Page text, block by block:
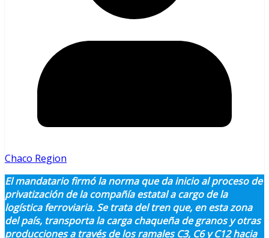
Chaco Region
El mandatario firmó la norma que da inicio al proceso de
privatización de la compañía estatal a cargo de la
logística ferroviaria. Se trata del tren que, en esta zona
del país, transporta la carga chaqueña de granos y otras
producciones a través de los ramales C3, C6 y C12 hacia